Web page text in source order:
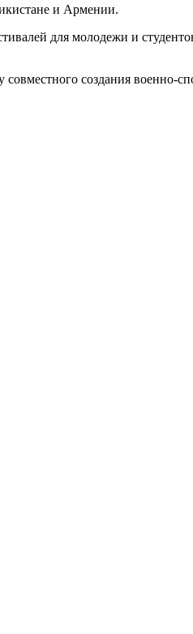
и Армении.
для молодежи и
создания военно-